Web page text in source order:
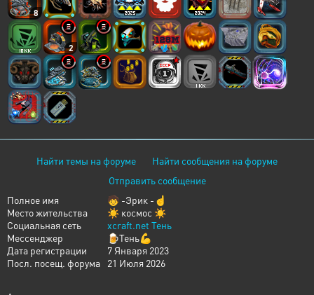
8
2
Найти темы на форуме
Найти сообщения на форуме
Отправить сообщение
Полное имя
🧒 -Эрик -☝️
Место жительства
☀ космос ☀
Социальная сеть
xcraft.net Тень
Мессенджер
🍺Тень💪
Дата регистрации
7 Января 2023
Посл. посещ. форума
21 Июля 2026